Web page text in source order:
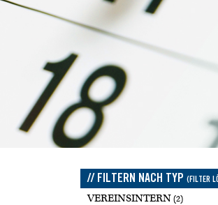
// FILTERN NACH TYP (FILTER
VEREINSINTERN (2)